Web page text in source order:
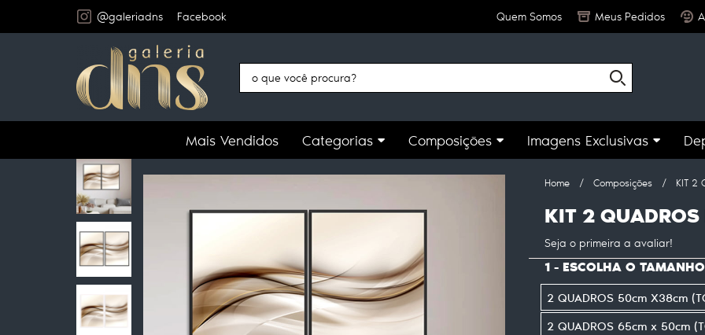
@galeriadns Facebook Quem Somos Meus Pedidos
Mais Vendidos Categorias Composições Imagens Exclusivas
Home Composições KIT 2
KIT 2
Seja o primeira a avaliar!
1 - ESCOLHA O TAMANHO
2 QUADROS 50cm X38cm
2 QUADROS 65cm x 50cm